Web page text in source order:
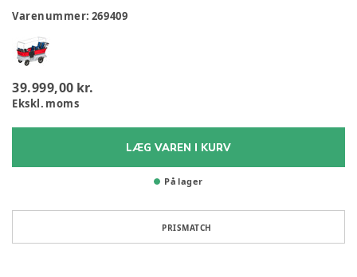
Varenummer: 269409
39.999,00 kr.
Ekskl. moms
LÆG VAREN I KURV
På lager
PRISMATCH